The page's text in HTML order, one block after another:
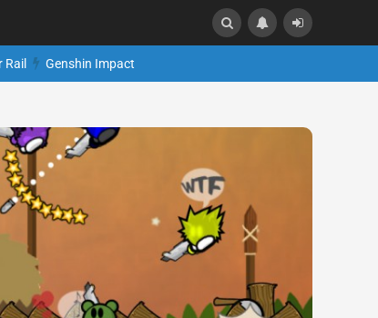
Rail Genshin Impact